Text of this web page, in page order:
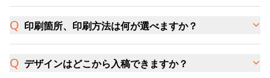
印刷箇所、印刷方法は何が選べますか？
デザインはどこから入稿できますか？